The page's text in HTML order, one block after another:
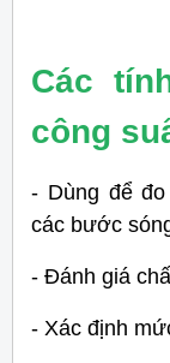
Các
công
- Dùng để
các bước
- Đánh giá
- Xác định